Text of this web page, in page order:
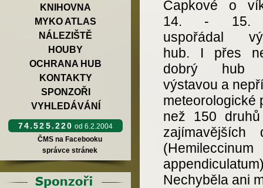
KNIHOVNA
MYKO ATLAS
NÁLEZIŠTĚ
HOUBY
OCHRANA HUB
KONTAKTY
SPONZOŘI
VYHLEDÁVÁNÍ
74.525.220 od 6.2.2004
ČMS na Facebooku
správce stránek
Čapkové o
14. - 15.
uspořádal
hub. I přes
dobrý hub
výstavou a
meteorologické
než 150
Nechyběla ani